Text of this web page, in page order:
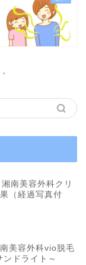
南美容外科クリ
（経過写真付
美容外科vio脱毛
ドライト～